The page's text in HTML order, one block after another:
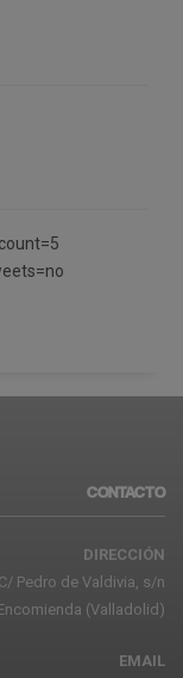
CONTACTO
DIRECCIÓN
C/ Pedro de Valdivia, s/n
(Valladolid)
EMAIL